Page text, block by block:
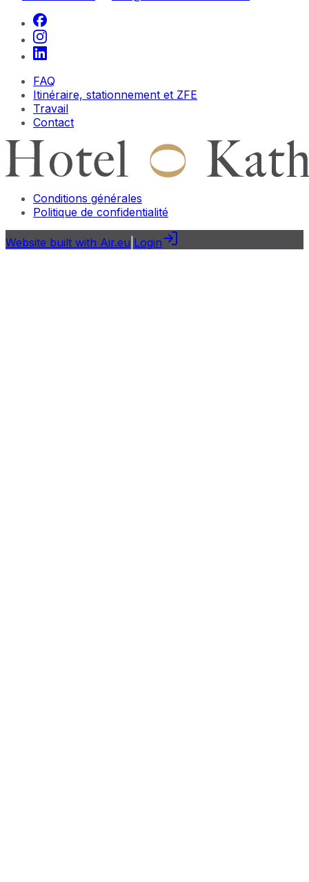
FAQ
Itinéraire, stationnement et ZFE
Travail
Contact
Conditions générales
Politique de confidentialité
Website built with Air.eu Login